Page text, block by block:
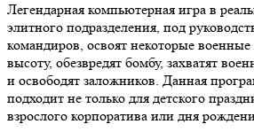
Легендарная компьютерная игра в
элитного подразделения, под
командиров, освоят некоторые
высоту, обезвредят бомбу, захватят
и освободят заложников. Данная
подходит не только для детского
взрослого корпоратива или дня